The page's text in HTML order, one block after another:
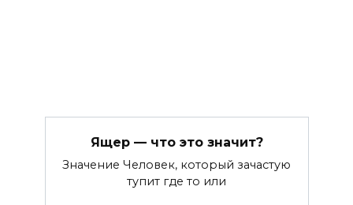
Ящер — что это значит?
Значение Человек, который зачастую
тупит где то или